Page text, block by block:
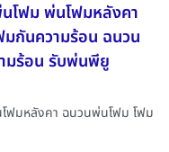
โฟม พ่นโฟมหลังคา
กันความร้อน ฉนวน
มร้อน รับพ่นพียู
ฟมหลังคา ฉนวนพ่นโฟม โฟม